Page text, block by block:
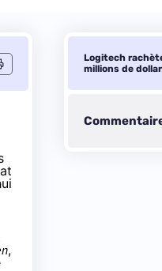
,
Logitech
millions de